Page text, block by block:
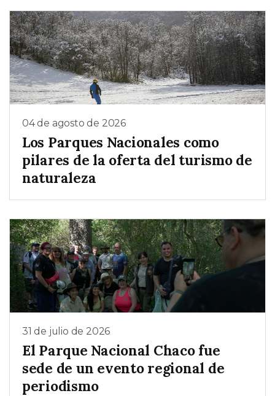
04 de agosto de 2026
Los Parques Nacionales como
pilares de la oferta del turismo de
naturaleza
31 de julio de 2026
El Parque Nacional Chaco fue
sede de un evento regional de
periodismo